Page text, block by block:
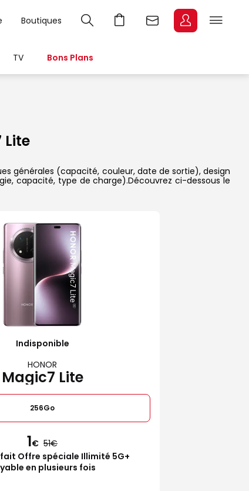
Boutiques
TV Bons Plans
Lite
générales (capacité, couleur, date de sortie), design
capacité, type de charge).Découvrez ci-dessous le
Indisponible
HONOR
Magic7 Lite
256Go
1€ 51
Offre spéciale Illimité 5G+
en plusieurs fois